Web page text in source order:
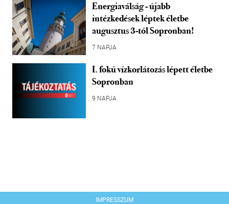
Energiaválság - újabb
intézkedések léptek életbe
augusztus 3-tól Sopronban!
7 NAPJA
I. fokú vízkorlátozás lépett életbe
Sopronban
9 NAPJA
IMPRESSZUM